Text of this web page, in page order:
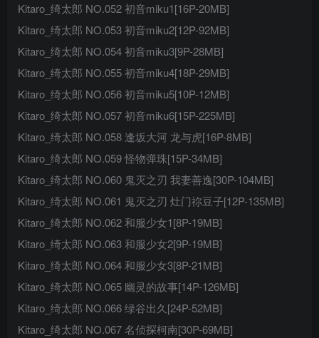
Kitaro_绮太郎 NO.052 初音miku1[16P-20MB]
Kitaro_绮太郎 NO.053 初音miku2[12P-92MB]
Kitaro_绮太郎 NO.054 初音miku3[9P-28MB]
Kitaro_绮太郎 NO.055 初音miku4[18P-29MB]
Kitaro_绮太郎 NO.056 初音miku5[10P-12MB]
Kitaro_绮太郎 NO.057 初音miku6[15P-225MB]
Kitaro_绮太郎 NO.058 逢坂大河 龙与虎[16P-8MB]
Kitaro_绮太郎 NO.059 怪物弹珠[15P-34MB]
Kitaro_绮太郎 NO.060 鬼灭之刃 我妻善逸[30P-104MB]
Kitaro_绮太郎 NO.061 鬼灭之刃 灶门祢豆子[12P-135MB]
Kitaro_绮太郎 NO.062 和服少女1[8P-19MB]
Kitaro_绮太郎 NO.063 和服少女2[9P-19MB]
Kitaro_绮太郎 NO.064 和服少女3[8P-21MB]
Kitaro_绮太郎 NO.065 幽灵的故事[14P-126MB]
Kitaro_绮太郎 NO.066 绿谷出久[24P-52MB]
Kitaro_绮太郎 NO.067 名侦探柯南[30P-69MB]